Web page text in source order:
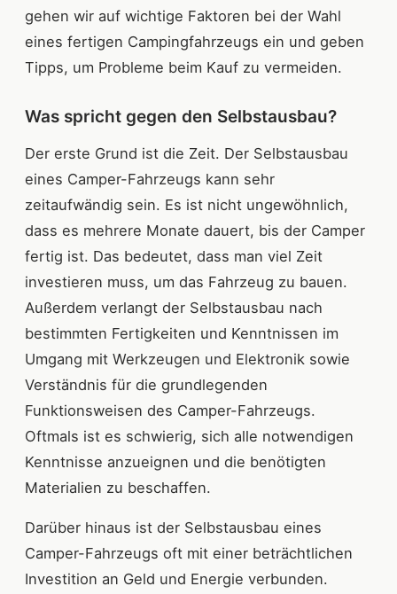
gehen wir auf wichtige Faktoren bei der Wahl
eines fertigen Campingfahrzeugs ein und geben
Tipps, um Probleme beim Kauf zu vermeiden.
Was spricht gegen den Selbstausbau?
Der erste Grund ist die Zeit. Der Selbstausbau
eines Camper-Fahrzeugs kann sehr
zeitaufwändig sein. Es ist nicht ungewöhnlich,
dass es mehrere Monate dauert, bis der Camper
fertig ist. Das bedeutet, dass man viel Zeit
investieren muss, um das Fahrzeug zu bauen.
Außerdem verlangt der Selbstausbau nach
bestimmten Fertigkeiten und Kenntnissen im
Umgang mit Werkzeugen und Elektronik sowie
Verständnis für die grundlegenden
Funktionsweisen des Camper-Fahrzeugs.
Oftmals ist es schwierig, sich alle notwendigen
Kenntnisse anzueignen und die benötigten
Materialien zu beschaffen.
Darüber hinaus ist der Selbstausbau eines
Camper-Fahrzeugs oft mit einer beträchtlichen
Investition an Geld und Energie verbunden.